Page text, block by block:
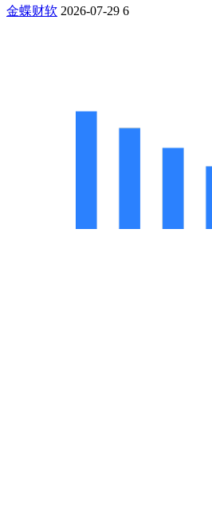
金蝶财软 2026-07-29 6